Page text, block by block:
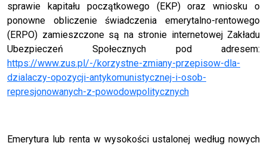
sprawie kapitału początkowego (EKP) oraz wniosku o
ponowne obliczenie świadczenia emerytalno-rentowego
(ERPO) zamieszczone są na stronie internetowej Zakładu
Ubezpieczeń Społecznych pod adresem:
https://www.zus.pl/-/korzystne-zmiany-przepisow-dla-
dzialaczy-opozycji-antykomunistycznej-i-osob-
represjonowanych-z-powodowpolitycznych
Emerytura lub renta w wysokości ustalonej według nowych